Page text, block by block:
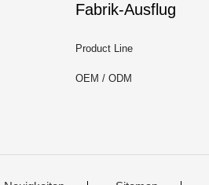
Fabrik-Ausflug
Product Line
OEM / ODM